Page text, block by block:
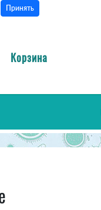
Принять
Корзина